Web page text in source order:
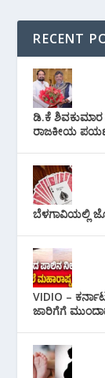
RECENT
ಡಿ.ಕೆ ಶಿವಕುಮಾರ
ರಾಜಕೀಯ
ಬೆಳಗಾವಿಯಲ್ಲಿ
VIDIO –
ಜಾರಿಗೆಗೆ